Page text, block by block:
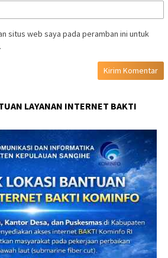
situs web saya pada peramban ini untuk
LAYANAN INTERNET BAKTI